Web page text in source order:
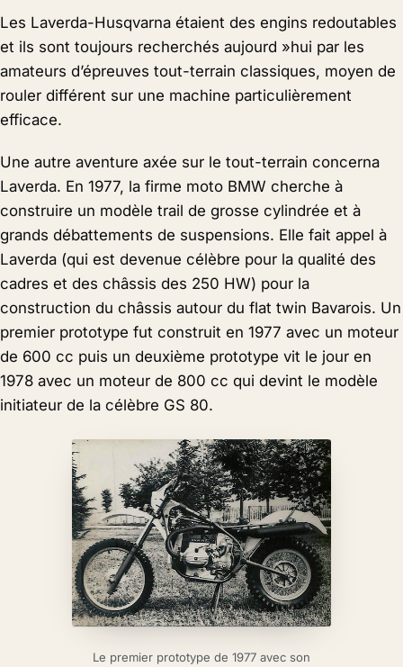
Les Laverda-Husqvarna étaient des engins redoutables
et ils sont toujours recherchés aujourd »hui par les
amateurs d’épreuves tout-terrain classiques, moyen de
rouler différent sur une machine particulièrement
efficace.
Une autre aventure axée sur le tout-terrain concerna
Laverda. En 1977, la firme moto BMW cherche à
construire un modèle trail de grosse cylindrée et à
grands débattements de suspensions. Elle fait appel à
Laverda (qui est devenue célèbre pour la qualité des
cadres et des châssis des 250 HW) pour la
construction du châssis autour du flat twin Bavarois. Un
premier prototype fut construit en 1977 avec un moteur
de 600 cc puis un deuxième prototype vit le jour en
1978 avec un moteur de 800 cc qui devint le modèle
initiateur de la célèbre GS 80.
Le premier prototype de 1977 avec son